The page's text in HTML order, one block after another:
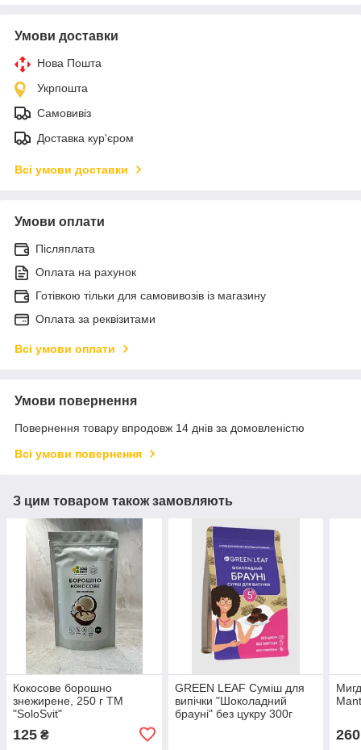
Умови доставки
Нова Пошта
Укрпошта
Самовивіз
Доставка кур'єром
Всі умови доставки
Умови оплати
Післяплата
Оплата на рахунок
Готівкою тільки для самовивозів із магазину
Оплата за реквізитами
Всі умови оплати
Умови повернення
Повернення товару впродовж 14 днів за домовленістю
Всі умови повернення
З цим товаром також замовляють
Кокосове борошно
знежирене, 250 г ТМ
"SoloSvit"
125 ₴
GREEN LEAF Суміш для
випічки "Шоколадний
брауні" без цукру 300г
260